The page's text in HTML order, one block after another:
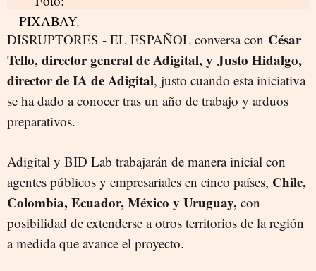
DISRUPTORES - EL ESPAÑOL conversa con César
Tello, director general de Adigital, y Justo Hidalgo,
director de IA de Adigital, justo cuando esta iniciativa
se ha dado a conocer tras un año de trabajo y arduos
preparativos.
Adigital y BID Lab trabajarán de manera inicial con
agentes públicos y empresariales en cinco países, Chile,
Colombia, Ecuador, México y Uruguay, con
posibilidad de extenderse a otros territorios de la región
a medida que avance el proyecto.